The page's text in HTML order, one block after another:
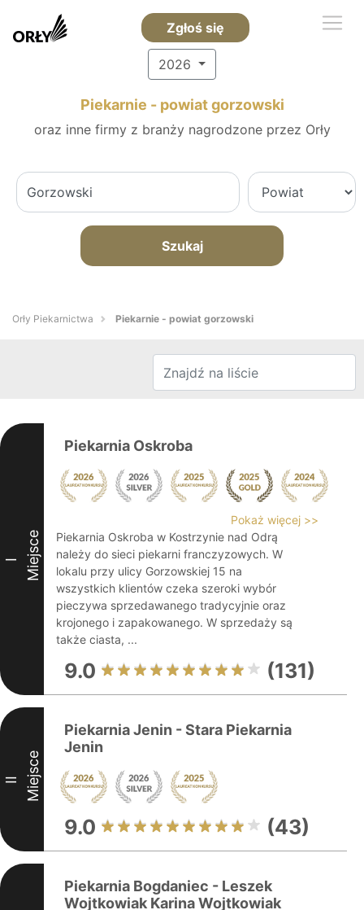
Zgłoś się
2026
Piekarnie - powiat gorzowski
oraz inne firmy z branży nagrodzone przez Orły
Szukaj
Orły Piekarnictwa Piekarnie - powiat gorzowski
I Miejsce
Piekarnia Oskroba
Pokaż więcej >>
Piekarnia Oskroba w Kostrzynie nad Odrą
należy do sieci piekarni franczyzowych. W
lokalu przy ulicy Gorzowskiej 15 na
wszystkich klientów czeka szeroki wybór
pieczywa sprzedawanego tradycyjnie oraz
krojonego i zapakowanego. W sprzedaży są
także ciasta, ...
9.0 (131)
II Miejsce
Piekarnia Jenin - Stara Piekarnia
Jenin
9.0 (43)
Piekarnia Bogdaniec - Leszek
Wojtkowiak Karina Wojtkowiak